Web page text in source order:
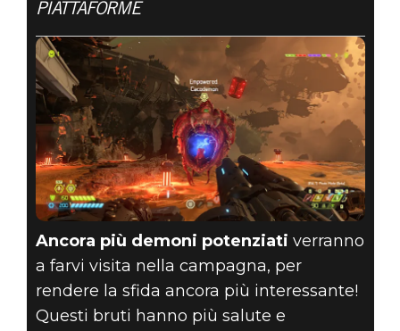
PIATTAFORME
Ancora più demoni potenziati verranno
a farvi visita nella campagna, per
rendere la sfida ancora più interessante!
Questi bruti hanno più salute e